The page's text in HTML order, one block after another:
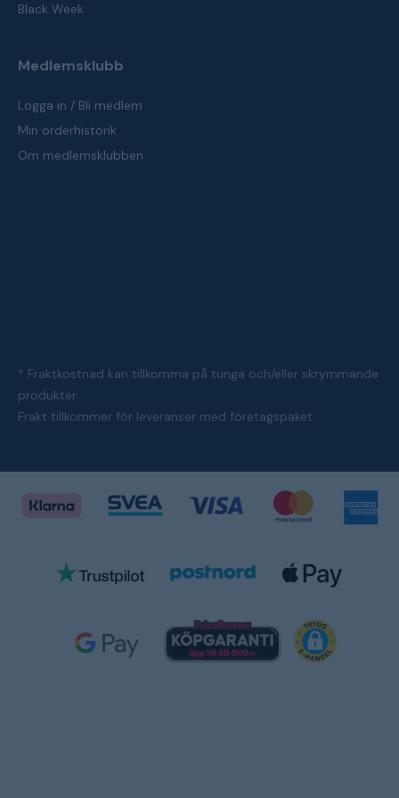
Black Week
Medlemsklubb
Logga in / Bli medlem
Min orderhistorik
Om medlemsklubben
* Fraktkostnad kan tillkomma på tunga och/eller skrymmande
produkter
Frakt tillkommer för leveranser med företagspaket